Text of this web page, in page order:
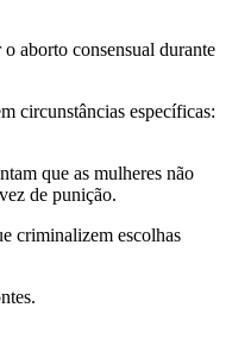
aborto consensual durante
circunstâncias específicas:
que as mulheres não
de punição.
criminalizem escolhas